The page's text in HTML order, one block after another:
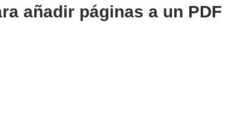
añadir páginas a un PDF